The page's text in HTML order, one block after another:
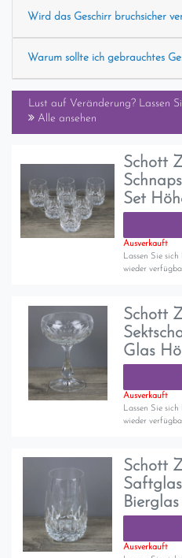
Wird das Geschirr bruchsicher
Warum sollte ich gebrauchtes
Lust auf Veränderung? Lassen
Alle ansehen
Schott
Set
Ausverkauft
Lassen Sie
wieder
Schott
Glas
Ausverkauft
Lassen Sie
wieder
Schott
Bierglas
Ausverkauft